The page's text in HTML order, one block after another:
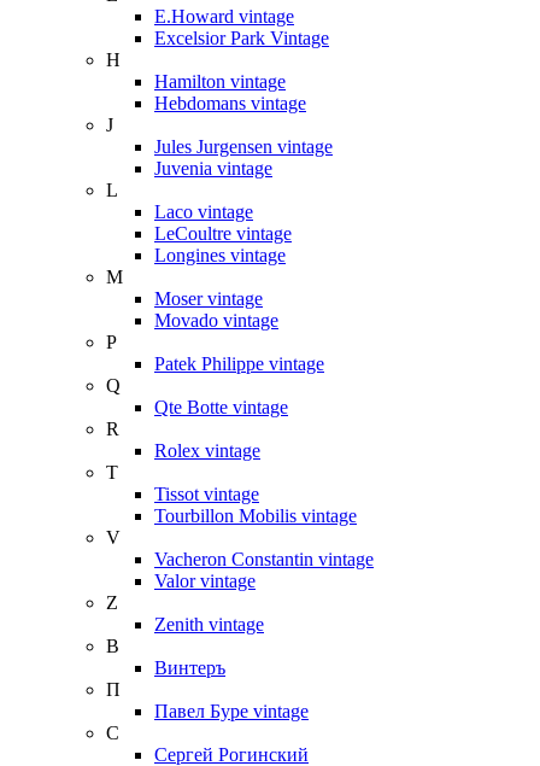
E.Howard vintage
Excelsior Park Vintage
H
Hamilton vintage
Hebdomans vintage
J
Jules Jurgensen vintage
Juvenia vintage
L
Laco vintage
LeCoultre vintage
Longines vintage
M
Moser vintage
Movado vintage
P
Patek Philippe vintage
Q
Qte Botte vintage
R
Rolex vintage
T
Tissot vintage
Tourbillon Mobilis vintage
V
Vacheron Constantin vintage
Valor vintage
Z
Zenith vintage
В
Винтеръ
П
Павел Буре vintage
С
Сергей Рогинский